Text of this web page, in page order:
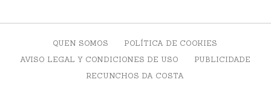
QUEN SOMOS
POLÍTICA DE COOKIES
AVISO LEGAL Y CONDICIONES DE USO
PUBLICIDADE
RECUNCHOS DA COSTA